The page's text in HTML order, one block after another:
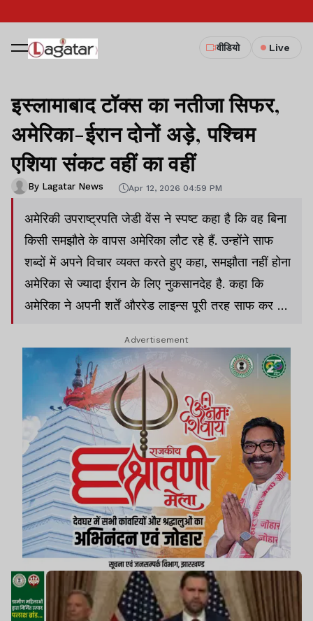
वीडियो Live
इस्लामाबाद टॉक्स का नतीजा सिफर,
अमेरिका-ईरान दोनों अड़े, पश्चिम
एशिया संकट वहीं का वहीं
By Lagatar News Apr 12, 2026 04:59 PM
अमेरिकी उपराष्ट्रपति जेडी वेंस ने स्पष्ट कहा है कि वह बिना
किसी समझौते के वापस अमेरिका लौट रहे हैं. उन्होंने साफ
शब्दों में अपने विचार व्यक्त करते हुए कहा, समझौता नहीं होना
अमेरिका से ज्यादा ईरान के लिए नुकसानदेह है. कहा कि
अमेरिका ने अपनी शर्तें औररेड लाइन्स पूरी तरह साफ कर दी
Advertisement